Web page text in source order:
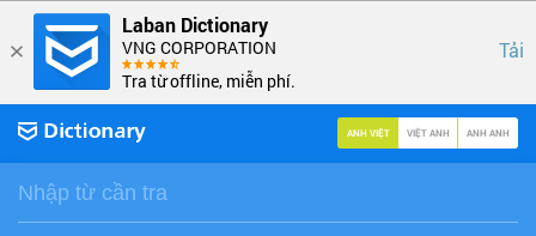
Laban Dictionary
VNG CORPORATION
Tra từ offline, miễn phí.
Tải
ANH VIỆT VIỆT ANH ANH ANH